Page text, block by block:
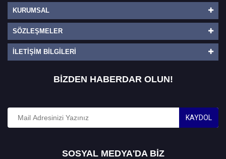
KURUMSAL
SÖZLEŞMELER
İLETIŞIM BILGILERI
BİZDEN HABERDAR OLUN!
KAYDOL
SOSYAL MEDYA'DA BİZ